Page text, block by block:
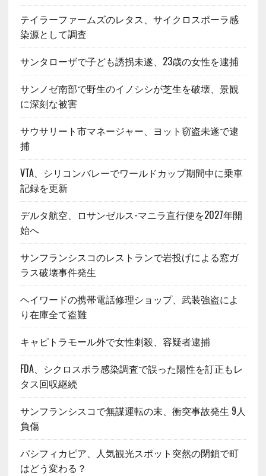
テイラーファームズのレタス、サイクロスポーラ感
染源として調査
サンタローザで子ども誘拐未遂、23歳の女性を逮捕
サンノゼ南部で野生のイノシシが芝生を破壊、景観
に深刻な被害
サウサリート市マネージャー、ヨット窃盗未遂で逮
捕
VTA、シリコンバレーでワールドカップ期間中に乗車
記録を更新
デルタ航空、ロサンゼルス-マニラ直行便を2027年開
始へ
サンフランシスコのレストランで岩投げによる窓ガ
ラス破壊事件発生
ヘイワードの携帯電話修理ショップ、武装強盗によ
り在庫全て盗難
キャピトラモール外で女性刺殺、容疑者逮捕
FDA、シクロスポラ感染調査で誤った陽性を訂正もレ
タス回収継続
サンフランシスコで無謀運転の末、衝突事故発生 9人
負傷
パシフィカピア、人気観光スポット突然の閉鎖で町
はどう変わる？